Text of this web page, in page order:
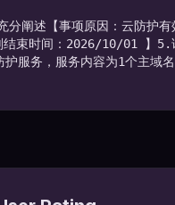
阐述【事项原因：云防护
束时间：2026/10/01 】5.
服务，服务内容为1个主域